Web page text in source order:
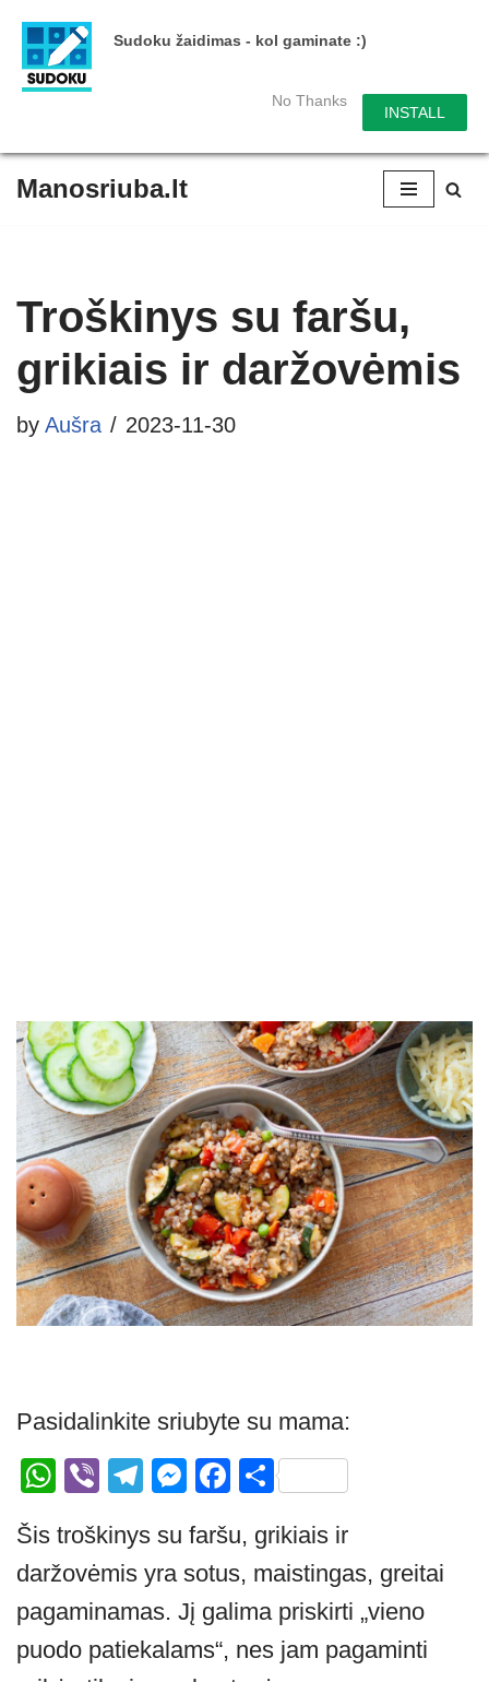
Sudoku žaidimas - kol gaminate :)
No Thanks
INSTALL
content
Manosriuba.lt
Troškinys su faršu,
grikiais ir daržovėmis
by Aušra 2023-11-30
Pasidalinkite sriubyte su mama:
W
at
s
A
p
Vi
er
T
e
gr
a
m
M
ss
e
n
g
F
c
e
b
o
S
ar
e
Šis troškinys su faršu, grikiais ir
daržovėmis yra sotus, maistingas, greitai
pagaminamas. Jį galima priskirti „vieno
puodo patiekalams“, nes jam pagaminti